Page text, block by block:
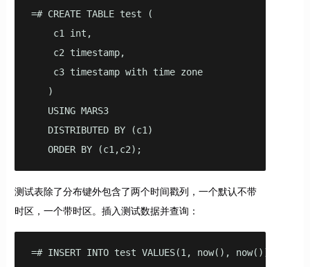
=# CREATE TABLE test (
    c1 int,
    c2 timestamp,
    c3 timestamp with time zone
   )
   USING MARS3
   DISTRIBUTED BY (c1)
   ORDER BY (c1,c2);
测试表除了分布键外包含了两个时间戳列，一个默认不带
时区，一个带时区。插入测试数据并查询：
=# INSERT INTO test VALUES(1, now(), now());